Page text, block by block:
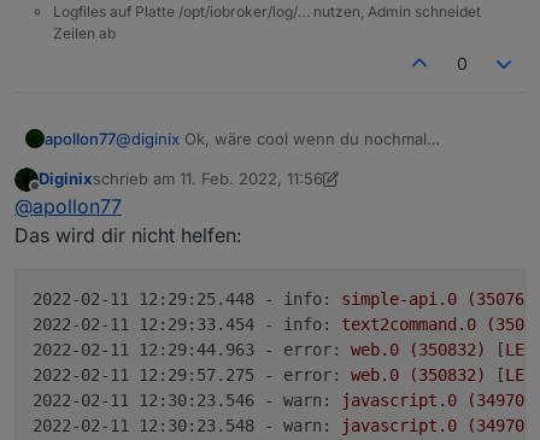
Logfiles auf Platte /opt/iobroker/log/… nutzen, Admin schneidet
Zeilen ab
0
apollon77@diginix Ok, wäre cool wenn du nochmal
Offline
Diginixschrieb am 11. Feb. 2022, 11:56
zuletzt editiert von Diginix 2. Nov. 2022, 12:56
@apollon77
Das wird dir nicht helfen:
2022-02-11 12:29:25.448 - info: simple-api.0
2022-02-11 12:29:33.454 - info:
text2command.0
2022-02-11 12:29:44.963 - error:
web.0 (350832) [LE
2022-02-11 12:29:57.275 - error:
web.0 (350832) [LE
2022-02-11 12:30:23.546 - warn:
javascript.0
2022-02-11 12:30:23.548 - warn:
javascript.0